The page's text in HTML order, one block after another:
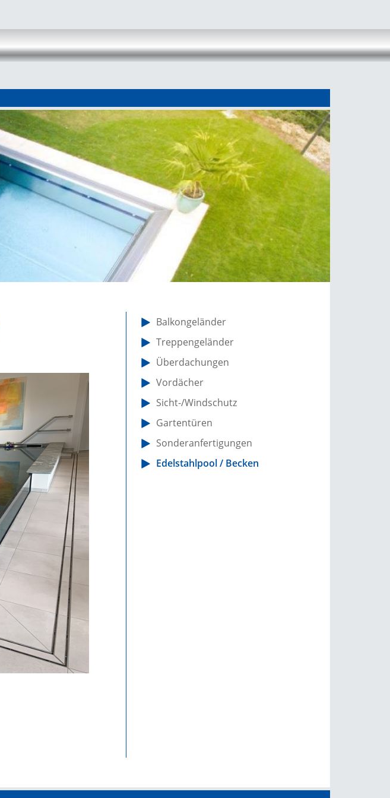
Balkongeländer
Treppengeländer
Überdachungen
Vordächer
Sicht-/Windschutz
Gartentüren
Sonderanfertigungen
Edelstahlpool / Becken